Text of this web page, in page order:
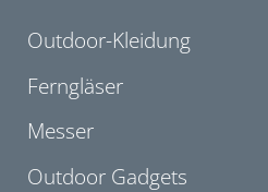
Outdoor-Kleidung
Ferngläser
Messer
Outdoor Gadgets